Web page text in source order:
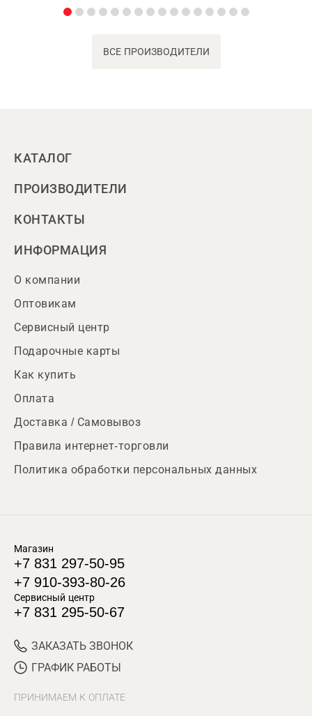
ВСЕ ПРОИЗВОДИТЕЛИ
КАТАЛОГ
ПРОИЗВОДИТЕЛИ
КОНТАКТЫ
ИНФОРМАЦИЯ
О компании
Оптовикам
Сервисный центр
Подарочные карты
Как купить
Оплата
Доставка / Самовывоз
Правила интернет-торговли
Политика обработки персональных данных
Магазин
+7 831 297-50-95
+7 910-393-80-26
Сервисный центр
+7 831 295-50-67
ЗАКАЗАТЬ ЗВОНОК
ГРАФИК РАБОТЫ
ПРИНИМАЕМ К ОПЛАТЕ